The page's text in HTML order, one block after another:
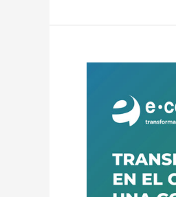
digital
Contact
Center,